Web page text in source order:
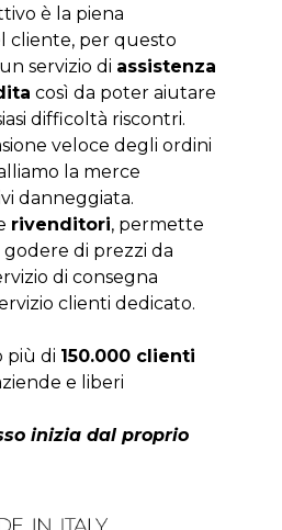
è la piena
cliente, per questo
servizio di assistenza
così da poter aiutare
difficoltà riscontri.
veloce degli ordini
la merce
danneggiata.
rivenditori, permette
di prezzi da
di consegna
clienti dedicato.
più di 150.000 clienti
e liberi
inizia dal proprio